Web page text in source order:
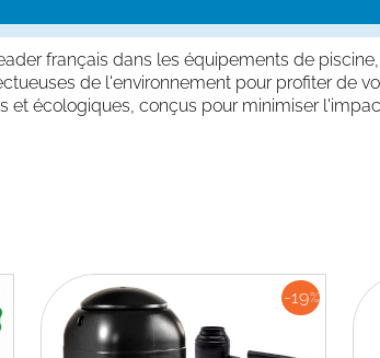
français dans les équipements de
de l'environnement pour profiter de
et écologiques, conçus pour minimiser
-19%